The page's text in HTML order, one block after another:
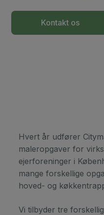
Kontakt os
Hvert år udfører
maleropgaver for
ejerforeninger i
mange forskellige
hoved- og
Vi tilbyder tre